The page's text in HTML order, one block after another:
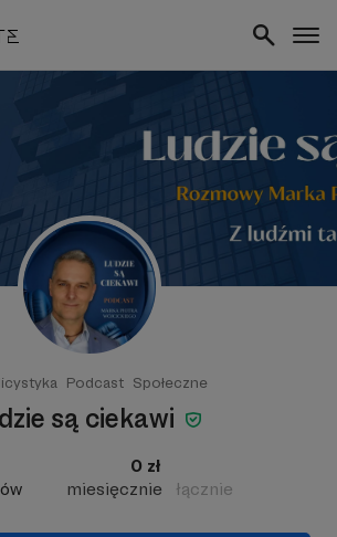
Podcast Społeczne
są ciekawi
0 zł
miesięcznie
łącznie